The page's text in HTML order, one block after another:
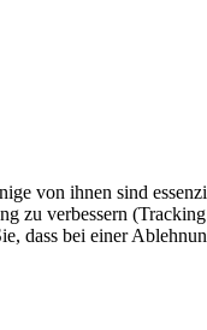
von ihnen sind
zu verbessern
dass bei einer